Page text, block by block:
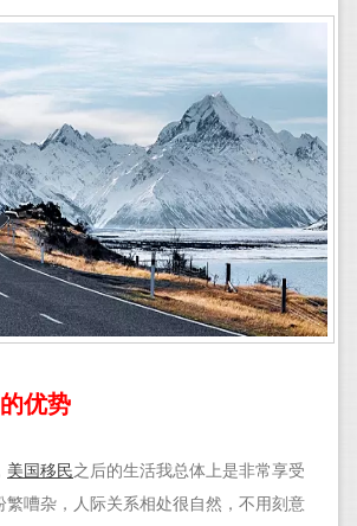
优势
美国移民之后的生活我总体上是非常享受
繁嘈杂，人际关系相处很自然，不用刻意